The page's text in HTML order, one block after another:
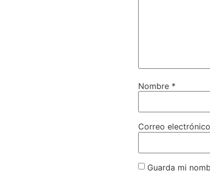
Nombre *
Correo electrónico
Guarda mi